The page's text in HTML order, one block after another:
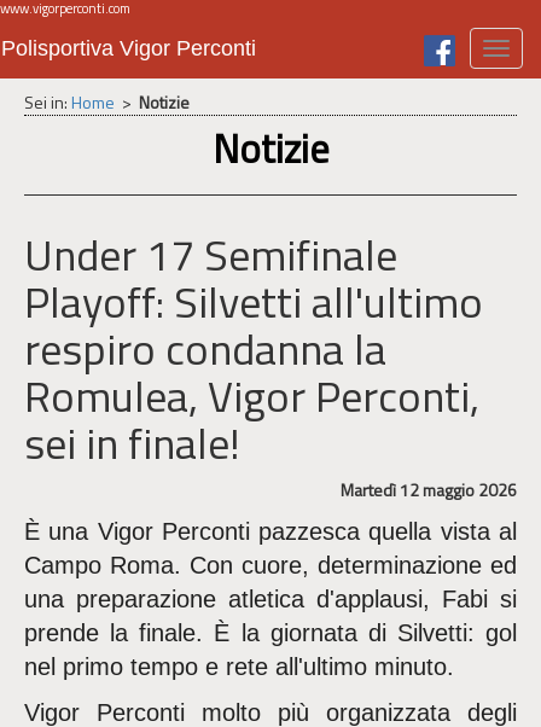
www.vigorperconti.com
Polisportiva Vigor Perconti
Sei in:Home > Notizie
Notizie
Under 17 Semifinale
Playoff: Silvetti all'ultimo
respiro condanna la
Romulea, Vigor Perconti,
sei in finale!
Martedì 12 maggio 2026
È una Vigor Perconti pazzesca quella vista al
Campo Roma. Con cuore, determinazione ed
una preparazione atletica d'applausi, Fabi si
prende la finale. È la giornata di Silvetti: gol
nel primo tempo e rete all'ultimo minuto.
Vigor Perconti molto più organizzata degli